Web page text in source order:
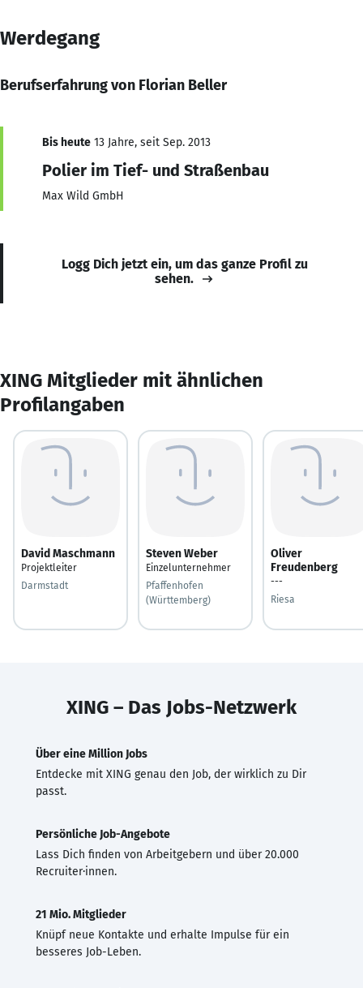
Werdegang
Berufserfahrung von Florian Beller
Bis heute 13 Jahre, seit Sep. 2013
Polier im Tief- und Straßenbau
Max Wild GmbH
Logg Dich jetzt ein, um das ganze Profil zu
sehen.
XING Mitglieder mit ähnlichen
Profilangaben
David Maschmann
Projektleiter
Darmstadt
Steven Weber
Einzelunternehmer
Pfaffenhofen
(Württemberg)
Oliver
Freudenberg
---
Riesa
XING – Das Jobs-Netzwerk
Über eine Million Jobs
Entdecke mit XING genau den Job, der wirklich zu Dir
passt.
Persönliche Job-Angebote
Lass Dich finden von Arbeitgebern und über 20.000
Recruiter·innen.
21 Mio. Mitglieder
Knüpf neue Kontakte und erhalte Impulse für ein
besseres Job-Leben.